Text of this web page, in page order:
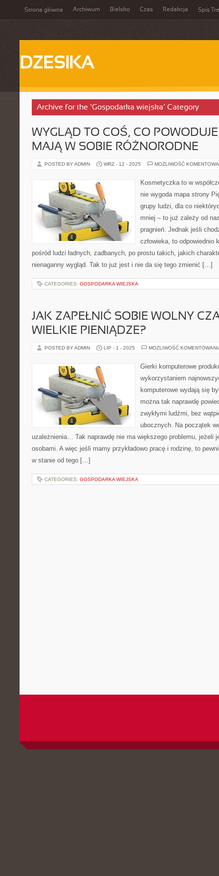
Strona główna Archiwum Bielsko Czas Redakcja Spis
DZESIKA
Archive for the ‘Gospodarka wiejska’ Category
WYGLĄD TO COŚ, CO
MAJĄ W SOBIE RÓŻNORODNE
POSTED BY ADMIN WRZ - 12 - 2025 MOŻLIWOŚĆ
Kosmetyczka to w
nie wygoda mapa strony
grupy ludzi, dla co
mniej – to już zależy od
pragnień. Jednak jeśli
człowieka, to
pośród ludzi ładnych, zadbanych, po prostu takich, jakich
nienaganny wygląd. Tak to już jest i nie da się tego zmienić […]
CATEGORIES: GOSPODARKA WIEJSKA
JAK ZAPEŁNIĆ SOBIE WOLNY
WIELKIE PIENIĄDZE?
POSTED BY ADMIN LIP - 1 - 2025 MOŻLIWOŚĆ
Gierki komputerowe
wykorzystaniem
komputerowe wydają się
można tak naprawdę
zwykłymi ludźmi, bez
ubocznych. Na początek
uzależnienia… Tak naprawdę nie ma większego problemu, jeżeli
osobami. A więc jeśli mamy przykładowo pracę i rodzinę, to
w stanie od tego […]
CATEGORIES: GOSPODARKA WIEJSKA